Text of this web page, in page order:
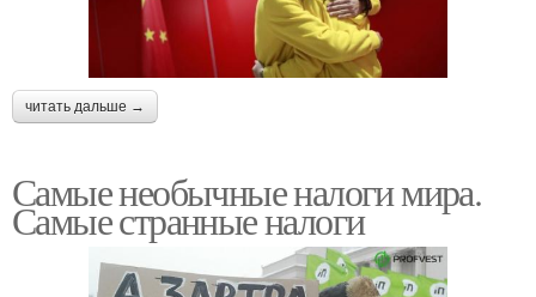
читать дальше →
Самые необычные налоги мира.
Самые странные налоги